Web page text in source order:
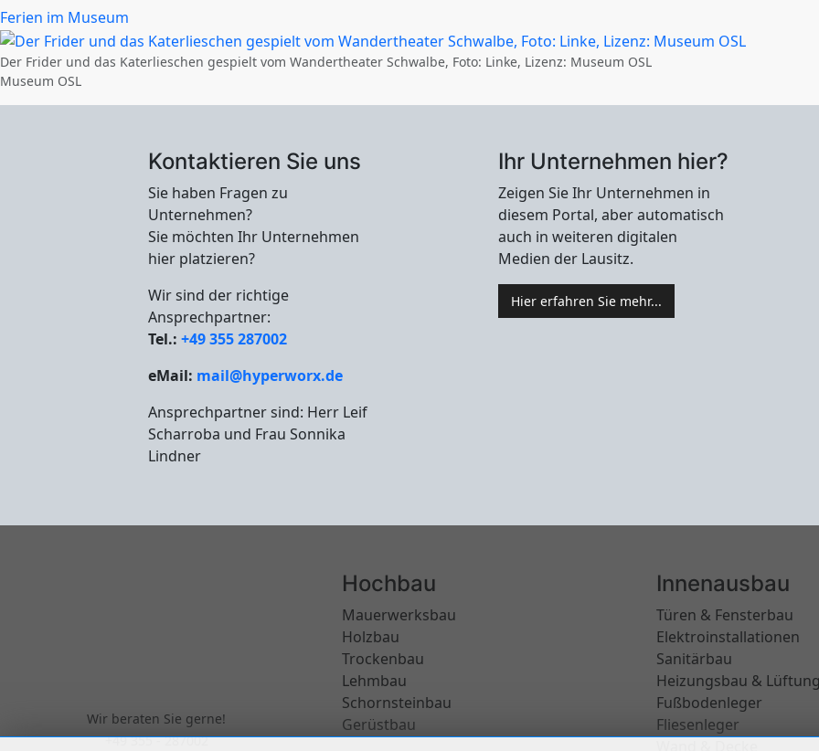
Ferien im Museum
Der Frider und das Katerlieschen gespielt vom Wandertheater Schwalbe, Foto: Linke, Lizenz: Museum OSL
Museum OSL
Kontaktieren Sie uns
Sie haben Fragen zu
Unternehmen?
Sie möchten Ihr Unternehmen
hier platzieren?
Wir sind der richtige
Ansprechpartner:
Tel.: +49 355 287002
eMail: mail@hyperworx.de
Ansprechpartner sind: Herr Leif
Scharroba und Frau Sonnika
Lindner
Ihr Unternehmen hier?
Zeigen Sie Ihr Unternehmen in
diesem Portal, aber automatisch
auch in weiteren digitalen
Medien der Lausitz.
Hier erfahren Sie mehr...
Wir beraten Sie gerne!
+49 355 - 287002
Hochbau
Mauerwerksbau
Holzbau
Trockenbau
Lehmbau
Schornsteinbau
Gerüstbau
Innenausbau
Türen & Fensterbau
Elektroinstallationen
Sanitärbau
Heizungsbau &
Fußbodenleger
Fliesenleger